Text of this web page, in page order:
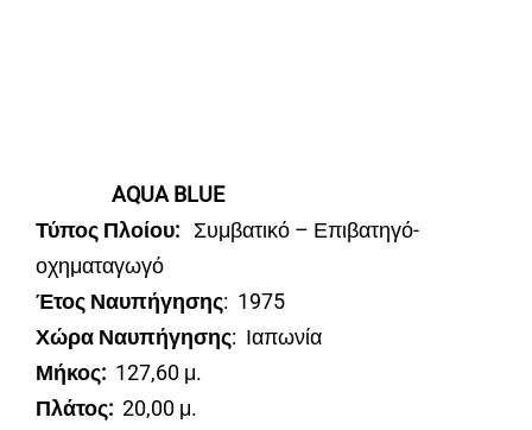
AQUA BLUE
Τύπος Πλοίου:
Συμβατικό – Επιβατηγό-
οχηματαγωγό
Έτος Ναυπήγησης: 1975
Χώρα Ναυπήγησης: Ιαπωνία
Μήκος: 127,60 μ.
Πλάτος: 20,00 μ.